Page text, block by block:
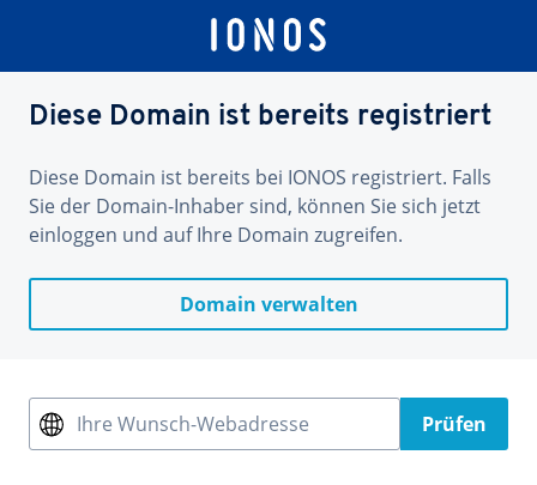
Diese Domain ist bereits registriert
Diese Domain ist bereits bei IONOS registriert. Falls
Sie der Domain-Inhaber sind, können Sie sich jetzt
einloggen und auf Ihre Domain zugreifen.
Domain verwalten
Ihre Wunsch-Webadresse Prüfen